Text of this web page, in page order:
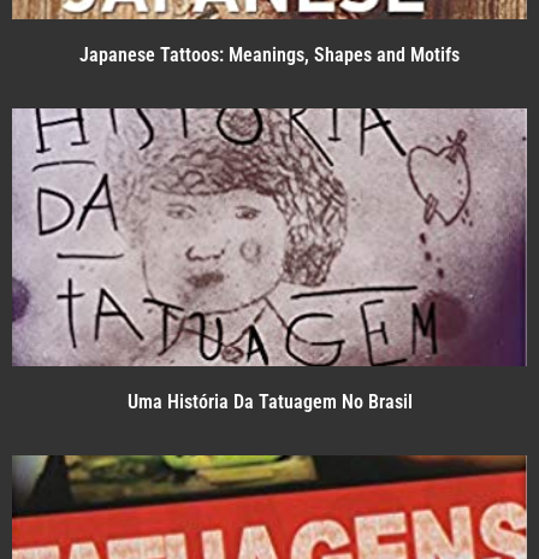
Japanese Tattoos: Meanings, Shapes and Motifs
Uma História Da Tatuagem No Brasil